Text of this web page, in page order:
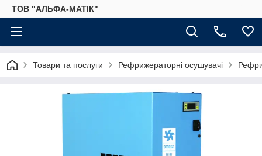
ТОВ "АЛЬФА-МАТІК"
Товари та послуги Рефрижераторні осушувачі